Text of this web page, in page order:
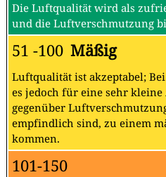
Die Luftqualität wird als
und die Luftverschmutzung
51 -100 Mäßig
Luftqualität ist akzeptabel;
es jedoch für eine sehr
gegenüber
empfindlich sind, zu einem
kommen.
101-150